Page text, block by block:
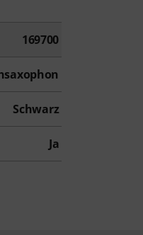
169700
Schwarz
Ja